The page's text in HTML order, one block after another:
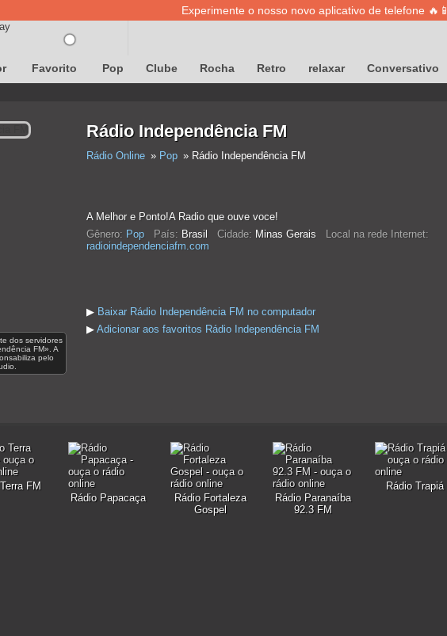
Experimente o nosso novo aplicativo de telefone 🔥📱
Favorito Pop Clube Rocha Retro relaxar Conversativo
dos servidores
FM». A
pelo
Rádio Independência FM
Rádio Online Pop Rádio Independência FM
A Melhor e Ponto!A Radio que ouve voce!
Gênero: Pop País: Brasil Cidade: Minas Gerais
Local na rede Internet:
radioindependenciafm.com
▶ Baixar Rádio Independência FM no computador
▶ Adicionar aos favoritos Rádio Independência FM
FM
Rádio Papacaça
Rádio Fortaleza
Gospel
Rádio Paranaíba
92.3 FM
Rádio Trapiá